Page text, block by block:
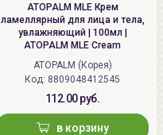
ATOPALM MLE Крем
ламеллярный для лица и тела,
увлажняющий | 100мл |
ATOPALM MLE Cream
ATOPALM (Корея)
Код: 8809048412545
112.00 руб.
в корзину